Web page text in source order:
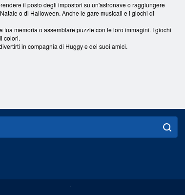
il posto degli impostori su un'astronave o raggiungere
o di Halloween. Anche le gare musicali e i giochi di
memoria o assemblare puzzle con le loro immagini. I giochi
colori.
in compagnia di Huggy e dei suoi amici.